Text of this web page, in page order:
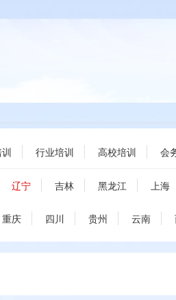
行业培训 高校培训 会
辽宁 吉林 黑龙江 上海
重庆 四川 贵州 云南